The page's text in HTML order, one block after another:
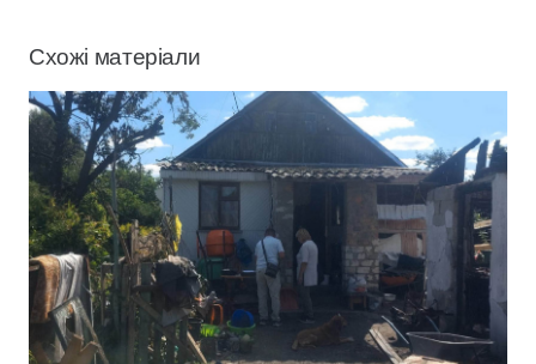
Схожі матеріали